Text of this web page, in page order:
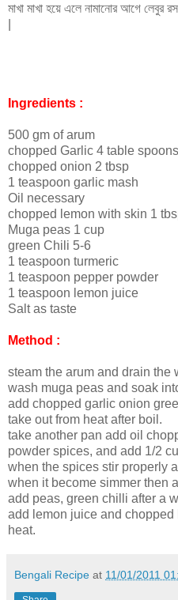
মাখা মাখা হয়ে এলে নামানোর আগে লেবুর
Ingredients :
500 gm of arum
chopped Garlic 4 table spoons
chopped onion 2 tbsp
1 teaspoon garlic mash
Oil necessary
chopped lemon with skin 1
Muga peas 1 cup
green Chili 5-6
1 teaspoon turmeric
1 teaspoon pepper powder
1 teaspoon lemon juice
Salt as taste
Method :
steam the arum and drain the
wash muga peas and soak
add chopped garlic onion
take out from heat after boil.
take another pan add oil
powder spices, and add 1/2
when the spices stir properly
when it become simmer then
add peas, green chilli after a
add lemon juice and chopped
heat.
Bengali Recipe at 11/01/2011